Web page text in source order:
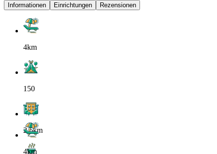
Informationen Einrichtungen Rezensionen
4km
150
2.6km
4km